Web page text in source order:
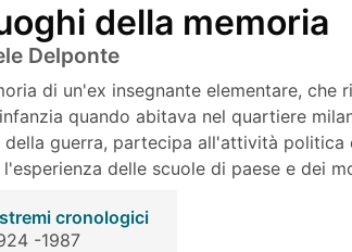
della memoria
Delponte
di un'ex insegnante elementare, che
quando abitava nel quartiere
della guerra, partecipa all'attività politica
delle scuole di paese e dei
cronologici
-1987